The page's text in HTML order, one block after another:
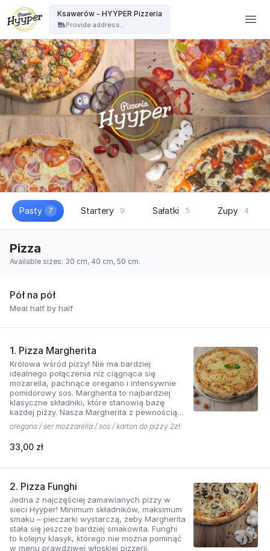
Ksawerów - HYYPER Pizzeria
Provide address...
Pasty 7 Startery 9 Sałatki 5 Zupy 4
Pizza
Available sizes: 30 cm, 40 cm, 50 cm.
Pół na pół
Meal half by half
1. Pizza Margherita
Królowa wśród pizzy! Nie ma bardziej
idealnego połączenia niż ciągnąca się
mozarella, pachnące oregano i intensywnie
pomidorowy sos. Margherita to najbardziej
klasyczne składniki, które stanowią bazę
każdej pizzy. Nasza Margherita z pewnością
nie ma sobie równych w okolicy!
oregano / ser mozzarella / sos / karton do pizzy 2zł
33,00 zł
2. Pizza Funghi
Jedna z najczęściej zamawianych pizzy w
sieci Hyyper! Minimum składników, maksimum
smaku – pieczarki wystarczą, żeby Margherita
stała się jeszcze bardziej smakowita. Funghi
to kolejny klasyk, którego nie można pominąć
w menu prawdziwej włoskiej pizzerii.